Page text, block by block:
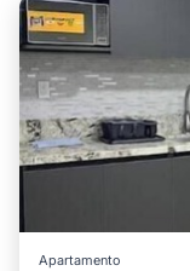
Apartamento